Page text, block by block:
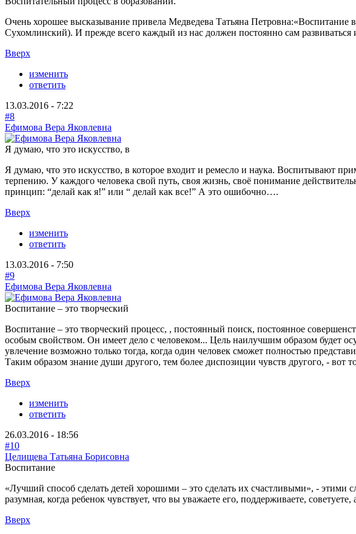
Очень хорошее высказывание привела Медведева Татьяна
Сухомлинский). И прежде всего каждый из нас должен постоянно сам развиваться
Вверх
изменить
ответить
13.03.2016 - 7:22
#8
Ефимова Вера Яковлевна
Я думаю, что это искусство, в
Я думаю, что это искусство, в которое входит и ремесло и наука. Воспитывают
терпению. У каждого человека свой путь, своя жизнь, своё понимание
принцип: “делай как я!” или “ делай как все!” А это ошибочно….
Вверх
изменить
ответить
13.03.2016 - 7:50
#9
Ефимова Вера Яковлевна
Воспитание – это творческий
Воспитание – это творческий процесс, , постоянный поиск, постоянное
особым свойством. Он имеет дело с человеком... Цель наилучшим образом будет
увлечение возможно только тогда, когда один человек сможет полностью
Таким образом знание души другого, тем более диспозиции чувств другого, - вот
Вверх
изменить
ответить
26.03.2016 - 18:56
#10
Целищева Татьяна Борисовна
Воспитание
«Лучший способ сделать детей хорошими – это сделать их счастливыми», -
разумная, когда ребенок чувствует, что вы уважаете его, поддерживаете, советуете,
Вверх